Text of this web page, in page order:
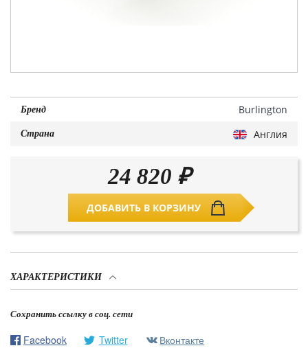
Бренд Burlington
Страна Англия
24 820 ₽
ДОБАВИТЬ В КОРЗИНУ
ХАРАКТЕРИСТИКИ
Сохранить ссылку в соц. сети
Facebook Twitter
Вконтакте